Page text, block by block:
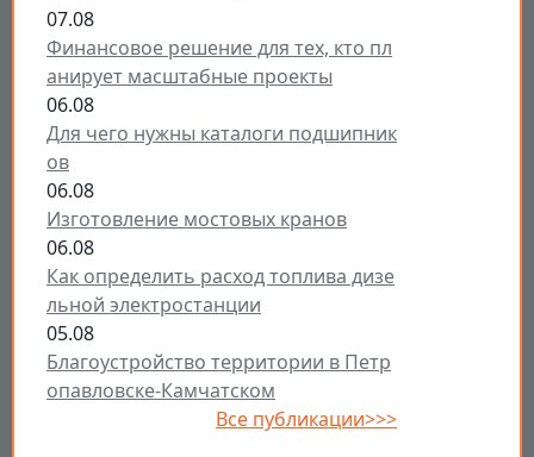
07.08
Финансовое решение для тех, кто пл
анирует масштабные проекты
06.08
Для чего нужны каталоги подшипник
ов
06.08
Изготовление мостовых кранов
06.08
Как определить расход топлива дизе
льной электростанции
05.08
Благоустройство территории в Петр
опавловске-Камчатском
Все публикации>>>